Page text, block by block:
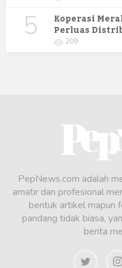
5 Koperasi
Perluas
209
PepNews.com adalah
amatir dan profesional
bentuk artikel mapun
pandang tidak biasa,
berita